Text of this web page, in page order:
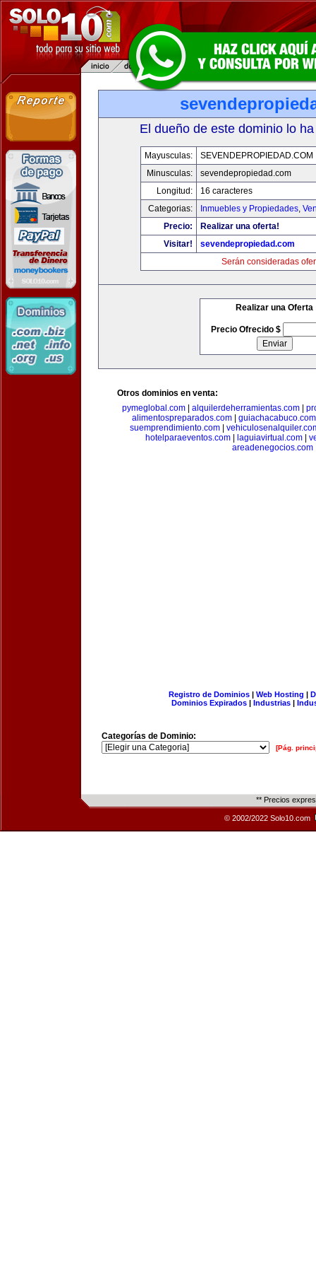
El dueño de este dominio lo
Mayusculas:
SEVENDEPROPIEDAD.COM
Minusculas:
sevendepropiedad.com
Longitud:
16 caracteres
Categorias:
Inmuebles y Propiedades,
Precio:
Realizar una oferta!
Visitar!
sevendepropiedad.com
Serán consideradas
Realizar una Oferta
Precio Ofrecido $
Otros dominios en venta:
pymeglobal.com| alquilerdeherramientas.com|
alimentospreparados.com| guiachacabuco.com
suemprendimiento.com|
hotelparaeventos.com
laguiavirtual.com
areadenegocios.com
Registro de Dominios| Web Hosting |
Dominios Expirados | Industrias |
Categorías de Dominio:
[Pág.
** Precios
© 2002/2022 Solo10.com